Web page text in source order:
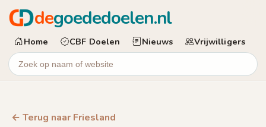
degoededoelen.nl
Home CBF Doelen Nieuws Vrijwilligers
← Terug naar Friesland